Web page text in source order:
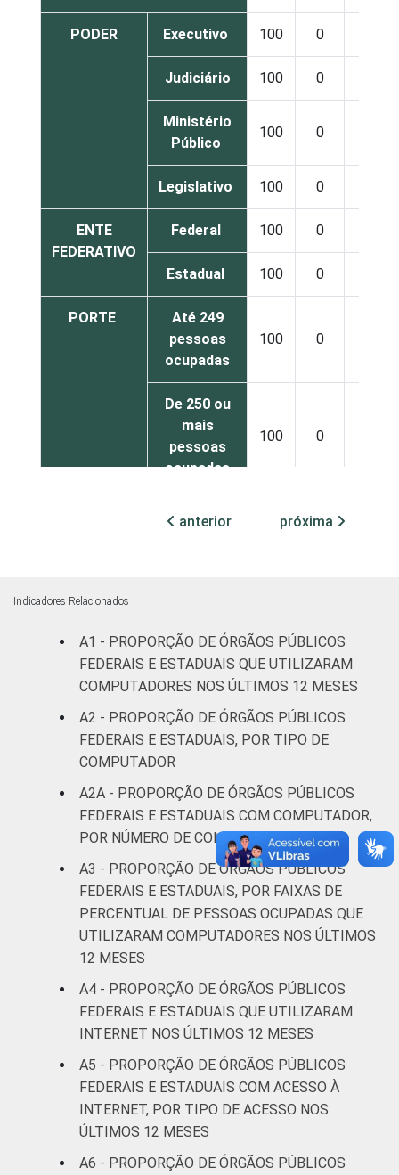
PODER Executivo 100 0
Judiciário 100 0
Ministério
Público
100 0
Legislativo 100 0
ENTE
FEDERATIVO
Federal 100 0
Estadual 100 0
PORTE
Até 249
pessoas
ocupadas
100 0
De 250 ou
mais
pessoas
ocupadas
100 0
¹ Base: 1.586 órgãos públicos federais e
anterior próxima
Indicadores Relacionados
A1 - PROPORÇÃO DE ÓRGÃOS PÚBLICOS
FEDERAIS E ESTADUAIS QUE UTILIZARAM
COMPUTADORES NOS ÚLTIMOS 12 MESES
A2 - PROPORÇÃO DE ÓRGÃOS PÚBLICOS
FEDERAIS E ESTADUAIS, POR TIPO DE
COMPUTADOR
A2A - PROPORÇÃO DE ÓRGÃOS PÚBLICOS
FEDERAIS E ESTADUAIS COM COMPUTADOR,
POR NÚMERO DE COMPUTADORES
A3 - PROPORÇÃO DE ÓRGÃOS PÚBLICOS
FEDERAIS E ESTADUAIS, POR FAIXAS DE
PERCENTUAL DE PESSOAS OCUPADAS QUE
UTILIZARAM COMPUTADORES NOS ÚLTIMOS
12 MESES
A4 - PROPORÇÃO DE ÓRGÃOS PÚBLICOS
FEDERAIS E ESTADUAIS QUE UTILIZARAM
INTERNET NOS ÚLTIMOS 12 MESES
A5 - PROPORÇÃO DE ÓRGÃOS PÚBLICOS
FEDERAIS E ESTADUAIS COM ACESSO À
INTERNET, POR TIPO DE ACESSO NOS
ÚLTIMOS 12 MESES
A6 - PROPORÇÃO DE ÓRGÃOS PÚBLICOS